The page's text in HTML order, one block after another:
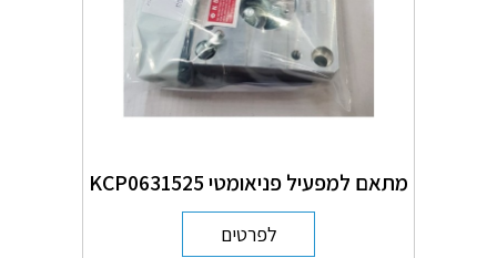
מתאם למפעיל פניאומטי KCP0631525
לפרטים